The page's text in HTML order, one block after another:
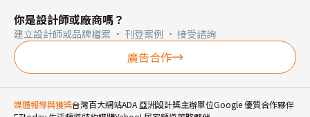
你是設計師或廠商嗎？
建立設計師或品牌檔案 · 刊登案例 · 接受諮詢
廣告合作
媒體報導與獲獎台灣百大網站ADA 亞洲設計獎主辦單位Google 優質合作夥伴